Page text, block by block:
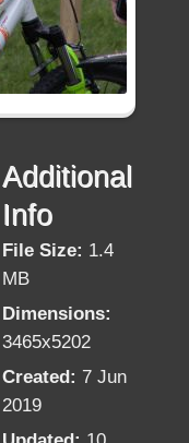
Additional
Info
File Size: 1.4
MB
Dimensions:
3465x5202
Created: 7 Jun
2019